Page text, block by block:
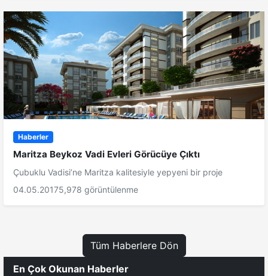
Haberler
Maritza Beykoz Vadi Evleri Görücüye Çıktı
Çubuklu Vadisi’ne Maritza kalitesiyle yepyeni bir proje
04.05.20175,978 görüntülenme
Tüm Haberlere Dön
En Çok Okunan Haberler